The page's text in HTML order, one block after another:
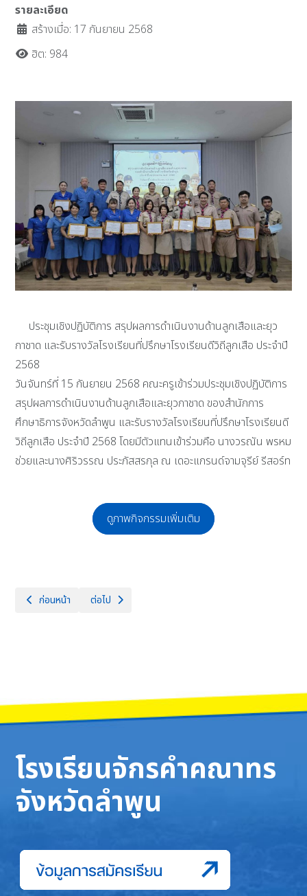
รายละเอียด
สร้างเมื่อ: 17 กันยายน 2568
ฮิต: 984
ประชุมเชิงปฏิบัติการ สรุปผลการดำเนินงานด้านลูกเสือและยุว
กาชาด และรับรางวัลโรงเรียนที่ปรึกษาโรงเรียนดีวิถีลูกเสือ ประจำปี
2568
วันจันทร์ที่ 15 กันยายน 2568 คณะครูเข้าร่วมประชุมเชิงปฏิบัติการ
สรุปผลการดำเนินงานด้านลูกเสือและยุวกาชาด ของสำนักการ
ศึกษาธิการจังหวัดลำพูน และรับรางวัลโรงเรียนที่ปรึกษาโรงเรียนดี
วิถีลูกเสือ ประจำปี 2568 โดยมีตัวแทนเข้าร่วมคือ นางวรณัน พรหม
ช่วยและนางศิริวรรณ ประภัสสรกุล ณ เดอะแกรนด์จามจุรีย์ รีสอร์ท
ดูภาพกิจกรรมเพิ่มเติม
เนื้อหาก่อนหน้า: กิจกรรมนำเสนอและร่วมชุมชนแห่งการเรียนรู้ทางวิชาชีพ
ก่อนหน้า เนื้อหาถัดไป: ศึกษาดูงาน โรงเรียนปรินส์รอยแยลส์วิทยา
ต่อไป
โรงเรียนจักรคำคณาทร
จังหวัดลำพูน